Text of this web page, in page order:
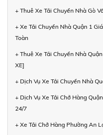
+ Thuê Xe Tải Chuyển Nhà Gò
+ Xe Tải Chuyển Nhà Quận 1
Toàn
+ Thuê Xe Tải Chuyển Nhà
XE]
+ Dịch Vụ Xe Tải Chuyển Nhà
+ Dịch Vụ Xe Tải Chở Hàng
24/7
+ Xe Tải Chở Hàng Phường An